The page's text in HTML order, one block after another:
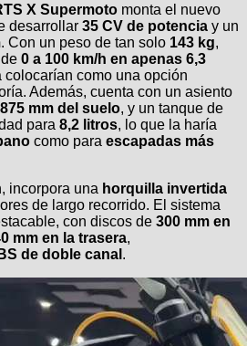
X Supermoto monta el nuevo
desarrollar 35 CV de potencia y un
. Con un peso de tan solo 143 kg,
0 a 100 km/h en apenas 6,3
colocarían como una opción
Además, cuenta con un asiento
875 mm del suelo, y un tanque de
para 8,2 litros, lo que la haría
como para escapadas más
incorpora una horquilla invertida
de largo recorrido. El sistema
con discos de 300 mm en
mm en la trasera,
de doble canal .